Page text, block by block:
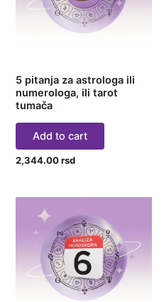
5 pitanja za astrologa ili
numerologa, ili tarot
tumača
Add to cart
2,344.00rsd